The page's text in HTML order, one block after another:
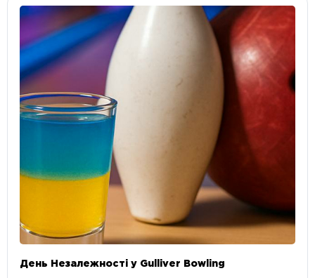
День Незалежності у Gulliver Bowling